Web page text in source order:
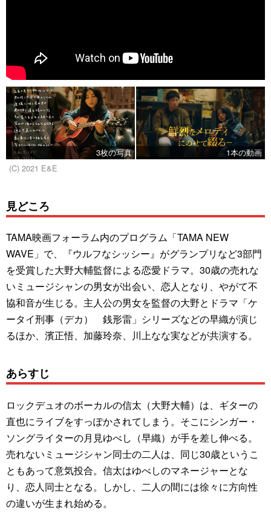
3枚の写真
1本の動画
(C) 2021 E&E
見どころ
TAMA映画フォーラム内のプログラム「TAMA NEW
WAVE」で、『ウルフなシッシー』がグランプリなど3部門
を受賞した大野大輔監督による恋愛ドラマ。30歳の売れな
いミュージシャンの男女が出会い、恋人となり、やがて不
協和音が生じる。主人公の男女を監督の大野とドラマ「ケ
ータイ刑事（デカ） 銭形雷」シリーズなどの早織が演じ
るほか、濱正悟、加藤玲奈、川上なな実などが共演する。
あらすじ
ロックデュオのボーカルの信太（大野大輔）は、ギターの
直也にライブをすっぽかされてしまう。そこにシンガー・
ソングライターの月見ゆべし（早織）が手を差し伸べる。
売れないミュージシャン同士の二人は、同じ30歳というこ
ともあって意気投合。信太はゆべしのマネージャーとな
り、恋人同士となる。しかし、二人の間には徐々に方向性
の違いが生まれ始める。